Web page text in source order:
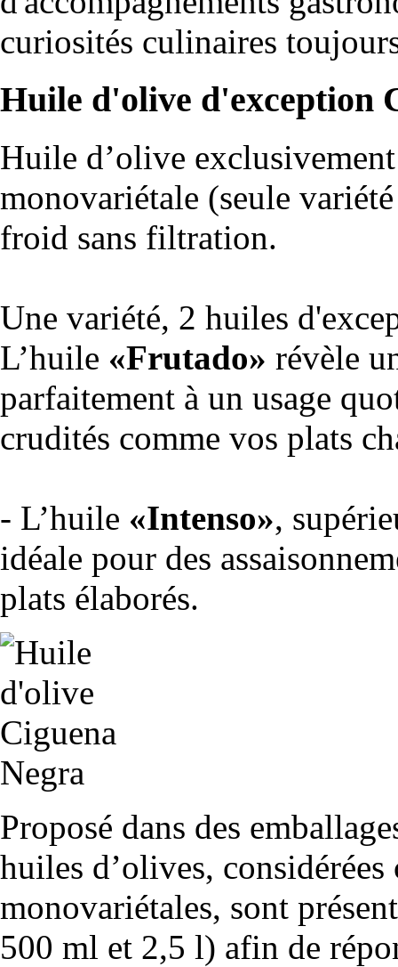
curiosités culinaires
Huile d'olive d'exception
Huile d’olive
monovariétale (seule
froid sans filtration.
Une variété, 2 huiles
L’huile «Frutado» révèle
parfaitement à un usage
crudités comme vos plats
- L’huile «Intenso»,
idéale pour des
plats élaborés.
Proposé dans des
huiles d’olives,
monovariétales, sont
500 ml et 2,5 l) afin de